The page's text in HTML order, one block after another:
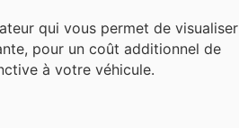
qui vous permet de visualiser
pour un coût additionnel de
à votre véhicule.